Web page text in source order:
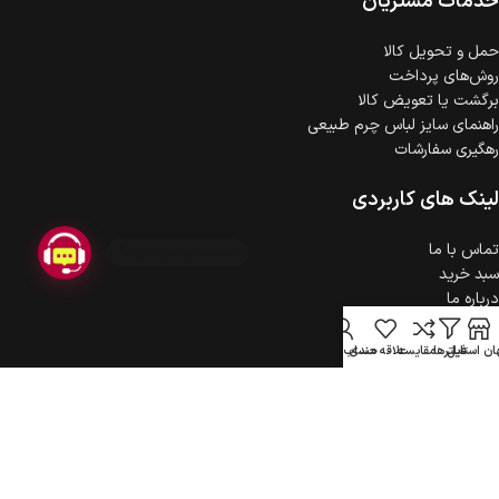
حمل‌ و تحویل کالا
روش‌های پرداخت
برگشت یا تعویض کالا
راهنمای سایز لباس چرم طبیعی
رهگیری سفارشات
لینک های کاربردی
تماس با ما
سبد خرید
درباره ما
حریم خصوصی
ثبت شکایت
استایل
فیلترهامقایسهعلاقه مندیحساب کاربری
1